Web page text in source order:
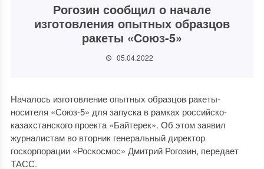
Рогозин сообщил о начале
изготовления опытных образцов
ракеты «Союз-5»
05.04.2022
Началось изготовление опытных образцов ракеты-
носителя «Союз-5» для запуска в рамках российско-
казахстанского проекта «Байтерек». Об этом заявил
журналистам во вторник генеральный директор
госкорпорации «Роскосмос» Дмитрий Рогозин, передает
ТАСС.